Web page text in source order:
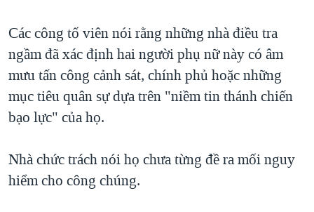
BÊN KIA QUỐC LỘ: TIẾNG VỌNG TỪ NÔNG THÔN MỸ
QUAN HỆ VIỆT MỸ
Các công tố viên nói rằng những nhà điều tra
ngầm đã xác định hai người phụ nữ này có âm
mưu tấn công cảnh sát, chính phủ hoặc những
mục tiêu quân sự dựa trên "niềm tin thánh chiến
bạo lực" của họ.
Nhà chức trách nói họ chưa từng đề ra mối nguy
hiểm cho công chúng.